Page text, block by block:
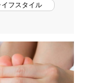
イフスタイル